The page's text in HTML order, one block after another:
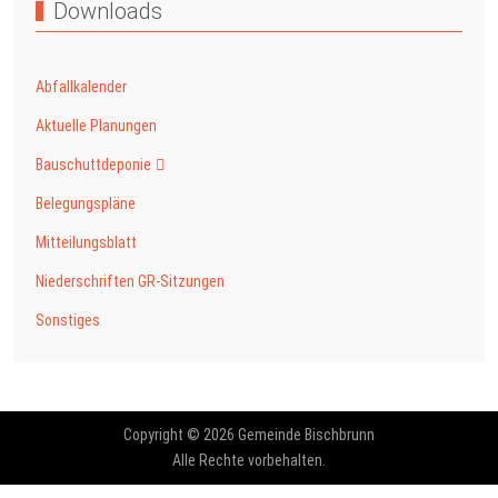
Downloads
Abfallkalender
Aktuelle Planungen
Bauschuttdeponie
Belegungspläne
Mitteilungsblatt
Niederschriften GR-Sitzungen
Sonstiges
Copyright © 2026 Gemeinde Bischbrunn
Alle Rechte vorbehalten.